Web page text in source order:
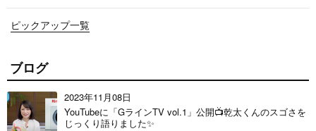
ピックアップ一覧
ブログ
2023年11月08日
YouTubeに「GラインTV vol.1」公開📺乾太くんのスゴさを
じっくり語りました✨